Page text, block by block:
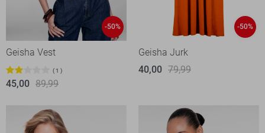
-50%
Geisha Vest
1
45,00 89,99
-50%
Geisha Jurk
40,00 79,99